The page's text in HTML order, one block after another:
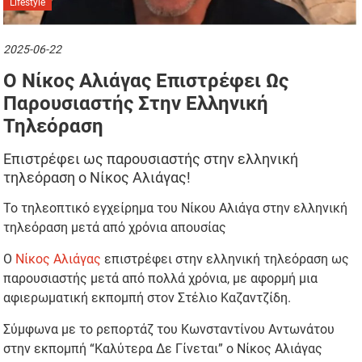
Lifestyle
2025-06-22
Ο Νίκος Αλιάγας Επιστρέφει Ως
Παρουσιαστής Στην Ελληνική
Τηλεόραση
Επιστρέφει ως παρουσιαστής στην ελληνική
τηλεόραση ο Νίκος Αλιάγας!
Το τηλεοπτικό εγχείρημα του Νίκου Αλιάγα στην ελληνική
τηλεόραση μετά από χρόνια απουσίας
Ο Νίκος Αλιάγας επιστρέφει στην ελληνική τηλεόραση ως
παρουσιαστής μετά από πολλά χρόνια, με αφορμή μια
αφιερωματική εκπομπή στον Στέλιο Καζαντζίδη.
Σύμφωνα με το ρεπορτάζ του Κωνσταντίνου Αντωνάτου
στην εκπομπή “Καλύτερα Δε Γίνεται” ο Νίκος Αλιάγας